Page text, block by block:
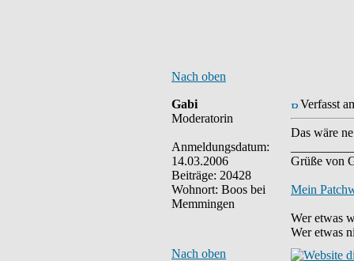
Nach oben
Gabi
Moderatorin
Anmeldungsdatum:
14.03.2006
Beiträge: 20428
Wohnort: Boos bei
Memmingen
Verfasst
Das wäre
Grüße von
Mein
Wer etwas
Wer etwas
Nach oben